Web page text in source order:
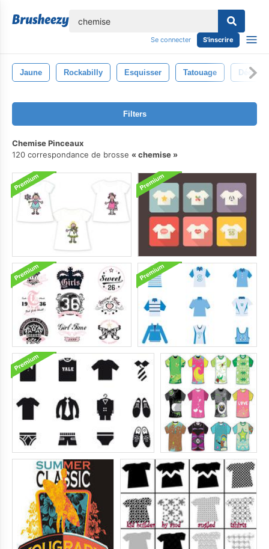
Se connecter S'inscrire
Jaune Rockabilly Esquisser Tatouage Décès
Filters
Chemise Pinceaux
120 correspondance de brosse
chemise